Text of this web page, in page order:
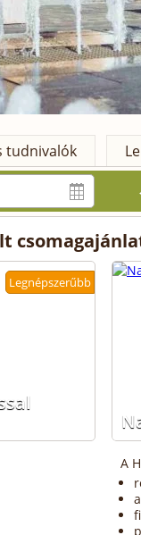
tudnivalók
Legnépszerűbb
A